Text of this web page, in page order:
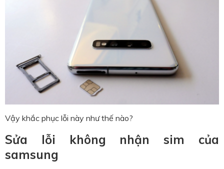
Vậy khắc phục lỗi này như thế nào?
Sửa lỗi không nhận sim của
samsung